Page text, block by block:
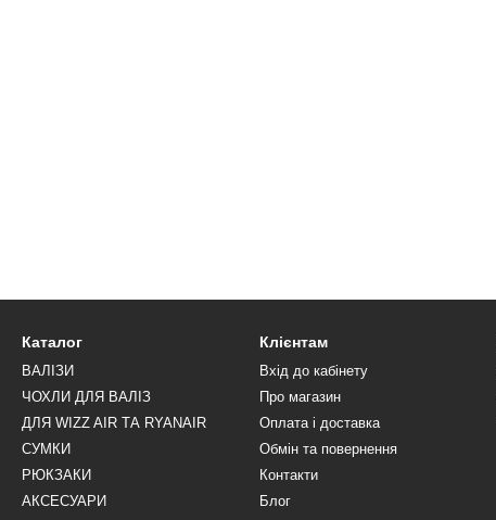
Каталог
ВАЛІЗИ
ЧОХЛИ ДЛЯ ВАЛІЗ
ДЛЯ WIZZ AIR ТА RYANAIR
СУМКИ
РЮКЗАКИ
АКСЕСУАРИ
Клієнтам
Вхід до кабінету
Про магазин
Оплата і доставка
Обмін та повернення
Контакти
Блог